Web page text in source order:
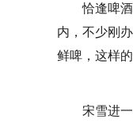
恰逢啤
内，不少刚
鲜啤，这样
宋雪进